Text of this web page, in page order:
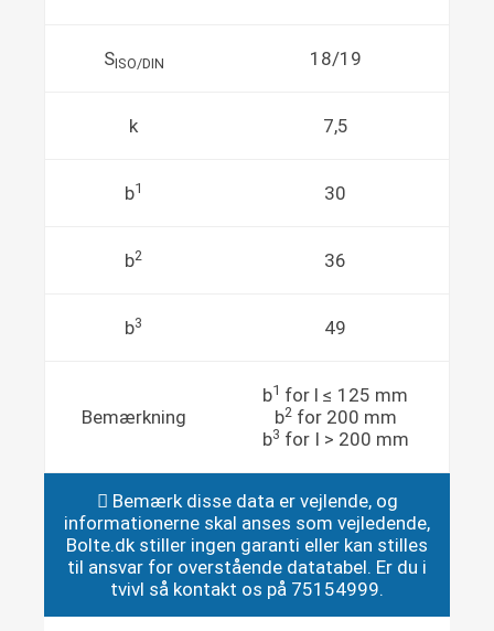
SISO/DIN 18/19
k 7,5
b1 30
b2 36
b3 49
Bemærkning
b1 for l ≤ 125 mm
b2for 200 mm
b3 for I > 200 mm
Bemærk disse data er vejlende, og
informationerne skal anses som vejledende,
Bolte.dk stiller ingen garanti eller kan stilles
til ansvar for overstående datatabel. Er du i
tvivl så kontakt os på 75154999.